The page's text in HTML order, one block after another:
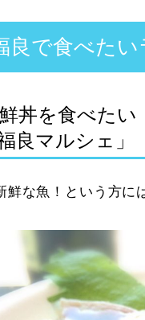
良で食べたい
丼を食べたい
良マルシェ」
鮮な魚！という方に